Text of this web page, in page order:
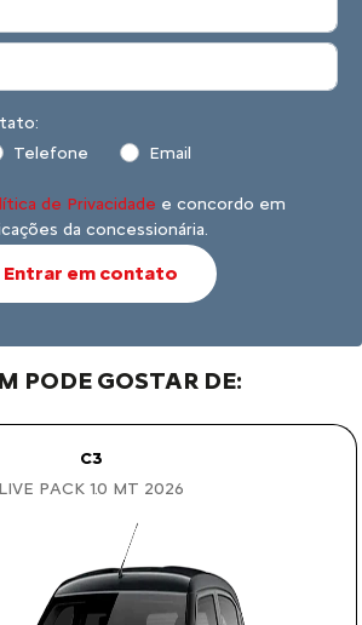
Telefone Email
de Privacidade e concordo em
da concessionária.
Entrar em contato
PODE GOSTAR DE:
C3
LIVE PACK 1.0 MT 2026